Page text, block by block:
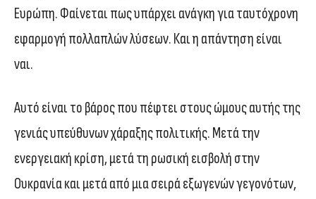
Ευρώπη. Φαίνεται πως υπάρχει ανάγκη για ταυτόχρονη
εφαρμογή πολλαπλών λύσεων. Και η απάντηση είναι
ναι.
Αυτό είναι το βάρος που πέφτει στους ώμους αυτής της
γενιάς υπεύθυνων χάραξης πολιτικής. Μετά την
ενεργειακή κρίση, μετά τη ρωσική εισβολή στην
Ουκρανία και μετά από μια σειρά εξωγενών γεγονότων,